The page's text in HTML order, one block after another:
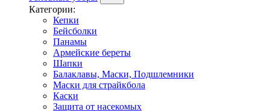
Категории:
Кепки
Бейсболки
Панамы
Армейские береты
Шапки
Балаклавы, Маски, Подшлемники
Маски для страйкбола
Каски
Защита от насекомых